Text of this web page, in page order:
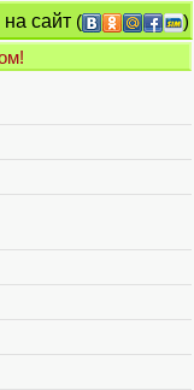
на сайт (
)